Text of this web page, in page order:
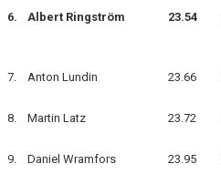
ANMÄLAN TILL GRUPPER/SIMSKOLA
6. Albert Ringström 23.54
7. Anton Lundin 23.66
8. Martin Latz 23.72
9. Daniel Wramfors 23.95